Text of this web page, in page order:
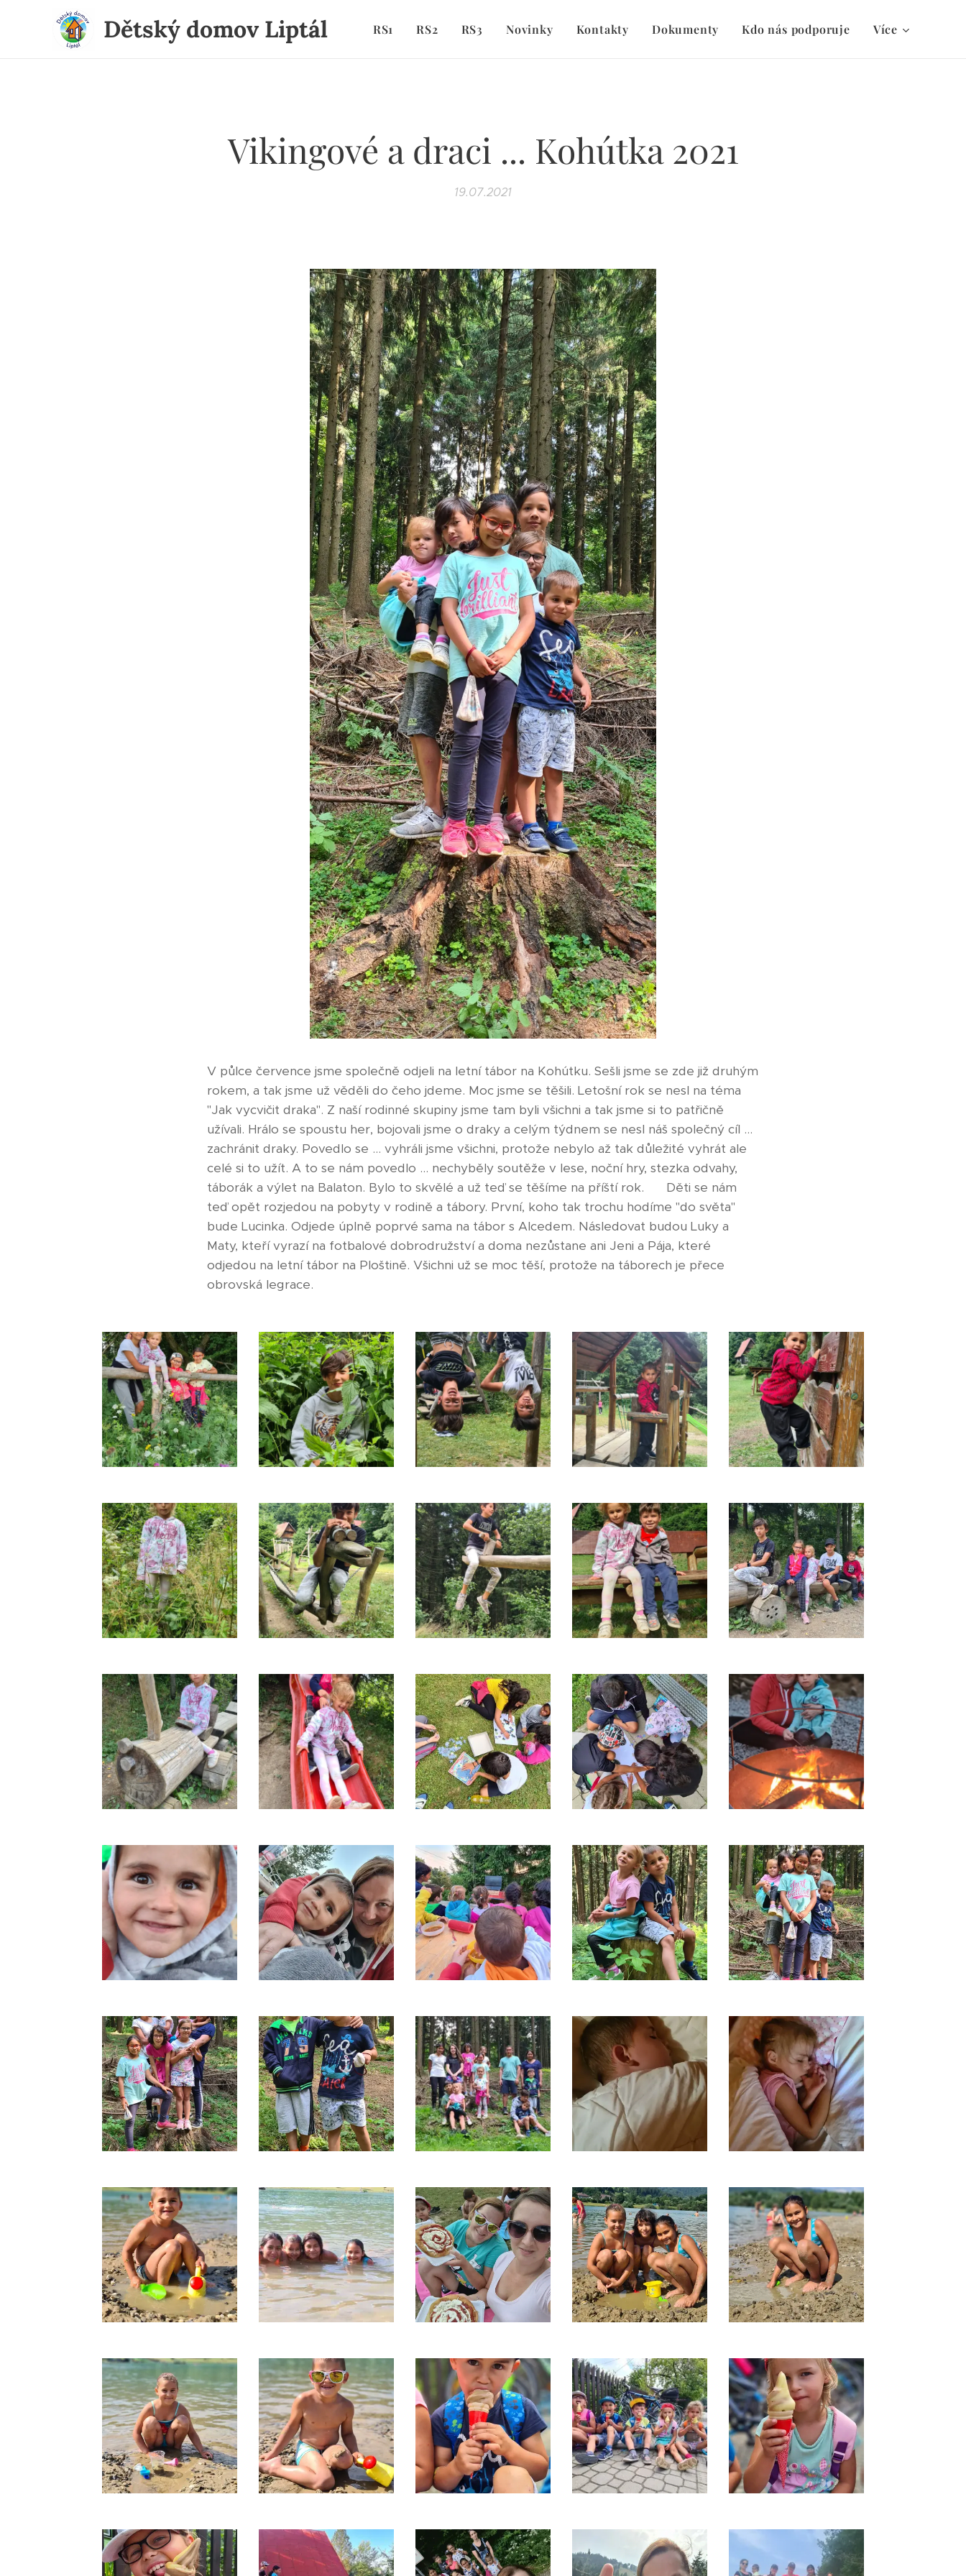
Dětský domov Liptál RS1 RS2 RS3 Novinky Kontakty Dokumenty Kdo nás podporuje Více
Vikingové a draci ... Kohútka 2021
19.07.2021
V půlce července jsme společně odjeli na letní tábor na Kohútku. Sešli jsme se zde již druhým
rokem, a tak jsme už věděli do čeho jdeme. Moc jsme se těšili. Letošní rok se nesl na téma
"Jak vycvičit draka". Z naší rodinné skupiny jsme tam byli všichni a tak jsme si to patřičně
užívali. Hrálo se spoustu her, bojovali jsme o draky a celým týdnem se nesl náš společný cíl ...
zachránit draky. Povedlo se ... vyhráli jsme všichni, protože nebylo až tak důležité vyhrát ale
celé si to užít. A to se nám povedlo ... nechyběly soutěže v lese, noční hry, stezka odvahy,
táborák a výlet na Balaton. Bylo to skvělé a už teď se těšíme na příští rok. ❤ Děti se nám
teď opět rozjedou na pobyty v rodině a tábory. První, koho tak trochu hodíme "do světa"
bude Lucinka. Odjede úplně poprvé sama na tábor s Alcedem. Následovat budou Luky a
Maty, kteří vyrazí na fotbalové dobrodružství a doma nezůstane ani Jeni a Pája, které
odjedou na letní tábor na Ploštině. Všichni už se moc těší, protože na táborech je přece
obrovská legrace. ❤